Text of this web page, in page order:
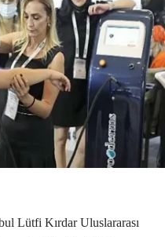
Lütfi Kırdar Uluslararası